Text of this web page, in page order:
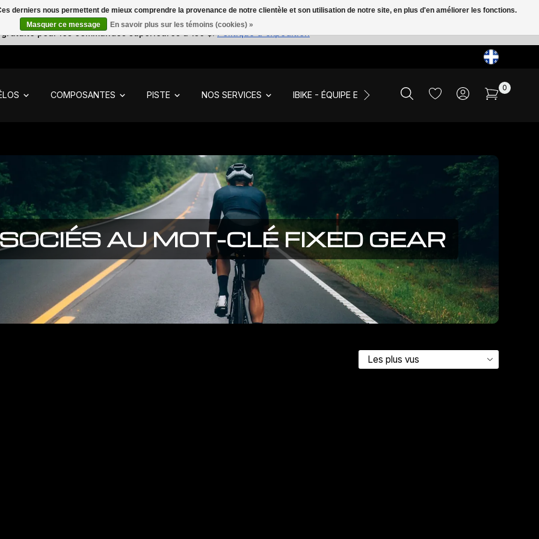
pour les commandes supérieures à 150 $.Politique d'expédition
COMPOSANTES PISTE NOS SERVICES IBIKE - ÉQUIPE ET ÉVÉNEMENTS LIQUIDATION
0
AU MOT-CLÉ FIXED GEAR
derniers nous permettent de mieux comprendre la provenance de notre clientèle et son utilisation de notre site, en plus d'en améliorer les fonctions.
Masquer ce message
En savoir plus sur les témoins (cookies) »